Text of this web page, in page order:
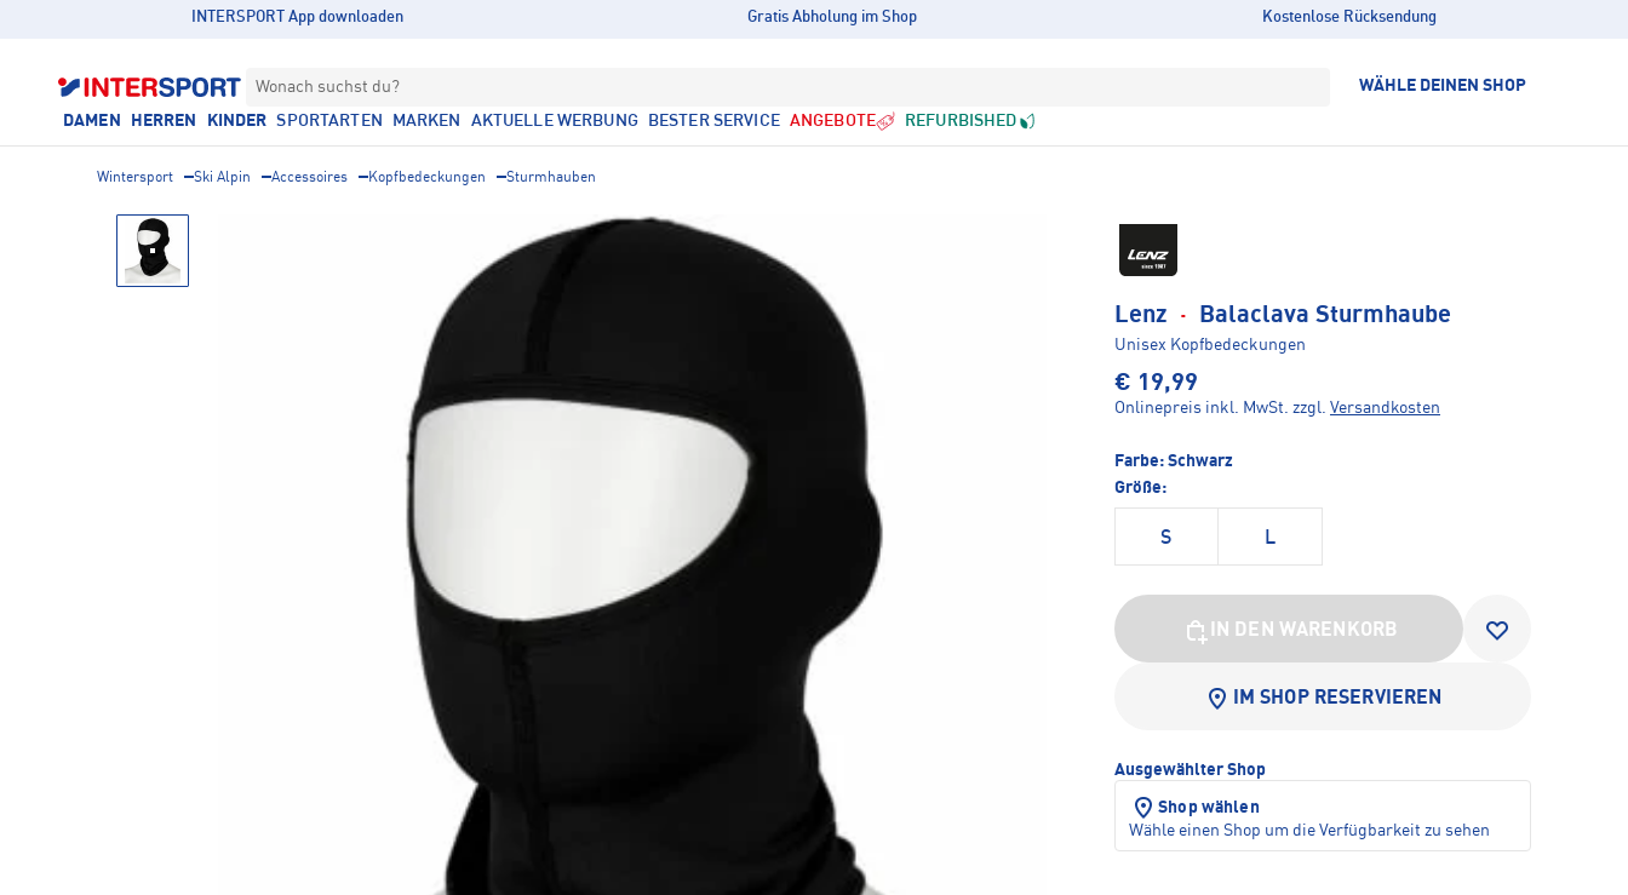
INTERSPORT App downloaden Gratis Abholung im Shop Kostenlose Rücksendung
Wonach suchst du? WÄHLE DEINEN SHOP
DAMEN HERREN KINDER SPORTARTEN MARKEN AKTUELLE WERBUNG BESTER SERVICE ANGEBOTE REFURBISHED
Wintersport Ski Alpin Accessoires Kopfbedeckungen Sturmhauben
Lenz · Balaclava Sturmhaube
Unisex Kopfbedeckungen
€ 19,99
Onlinepreis inkl. MwSt. zzgl. Versandkosten
Farbe: Schwarz
Größe:
S L
IN DEN WARENKORB
IM SHOP RESERVIEREN
Ausgewählter Shop
Shop wählen
Wähle einen Shop um die Verfügbarkeit zu sehen